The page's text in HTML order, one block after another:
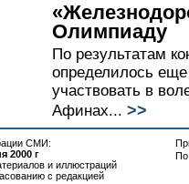
Олимпиаду
По результатам
определилось
участвовать в
Афинах... >>
СМИ:
2000 г
и иллюстраций
с редакцией
По